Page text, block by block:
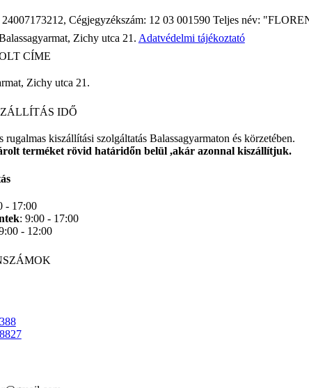
Cégjegyzékszám: 12 03 001590 Teljes név:
Zichy utca 21. Adatvédelmi tájékoztató
CÍME
Zichy utca 21.
IDŐ
rugalmas kiszállítási szolgáltatás Balassagyarmaton és körzetében.
terméket rövid határidőn belül ,akár azonnal kiszállítjuk.
- 17:00
: 9:00 - 17:00
- 12:00